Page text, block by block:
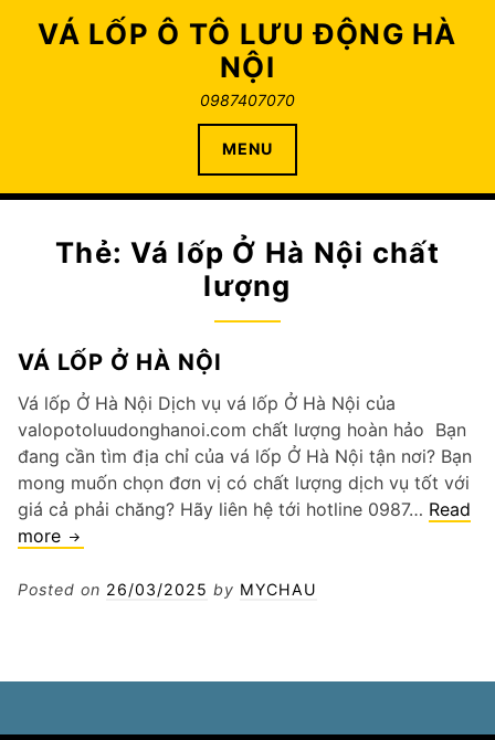
VÁ LỐP Ô TÔ LƯU ĐỘNG HÀ
NỘI
0987407070
MENU
Thẻ:Vá lốp Ở Hà Nội chất
lượng
VÁ LỐP Ở HÀ NỘI
Vá lốp Ở Hà Nội Dịch vụ vá lốp Ở Hà Nội của
valopotoluudonghanoi.com chất lượng hoàn hảo Bạn
đang cần tìm địa chỉ của vá lốp Ở Hà Nội tận nơi? Bạn
mong muốn chọn đơn vị có chất lượng dịch vụ tốt với
giá cả phải chăng? Hãy liên hệ tới hotline 0987… Read
more Vá
Ở
Posted on 26/03/2025 by MYCHAU